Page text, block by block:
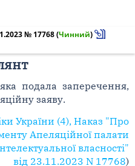
№ 17768(Чинний)